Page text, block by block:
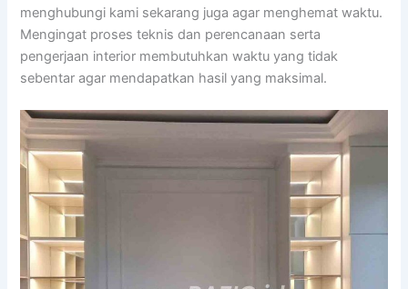
menghubungi kami sekarang juga agar menghemat waktu.
Mengingat proses teknis dan perencanaan serta
pengerjaan interior membutuhkan waktu yang tidak
sebentar agar mendapatkan hasil yang maksimal.